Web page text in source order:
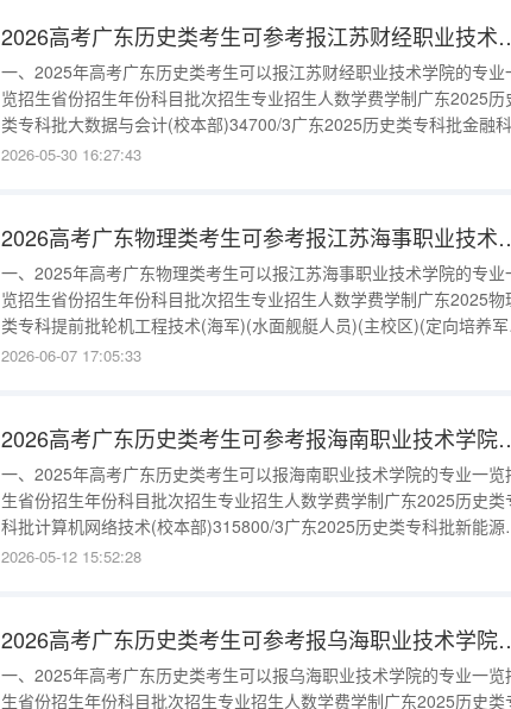
2026高考广东历史类
一、2025年高考广东历史类考生可以报江苏财经职业技术学院的专业
览招生省份招生年份科目批次招生专业招生人数学费学制广东2025历
类专科批大数据与会计(校本部)34700/3广东2025历史类专科批金融
应用(校本部)24700/3广东2025历史类专科批大数据与会计(校本
2026-05-30 16:27:43
2026高考广东物理类
一、2025年高考广东物理类考生可以报江苏海事职业技术学院的专业
览招生省份招生年份科目批次招生专业招生人数学费学制广东2025物
类专科提前批轮机工程技术(海军)(水面舰艇人员)(主校区)(定向培养
生)(只招男生,政审面试合格(水面舰艇人员合格))75300/3广东2025物
2026-06-07 17:05:33
2026高考广东历史
一、2025年高考广东历史类考生可以报海南职业技术学院的专业一览
生省份招生年份科目批次招生专业招生人数学费学制广东2025历史类
科批计算机网络技术(校本部)315800/3广东2025历史类专科批新能源
车技术(校本部)813800/3广东2025历史类专科批新能源装备技术(校本
2026-05-12 15:52:28
2026高考广东历史
一、2025年高考广东历史类考生可以报乌海职业技术学院的专业一览
生省份招生年份科目批次招生专业招生人数学费学制广东2025历史类